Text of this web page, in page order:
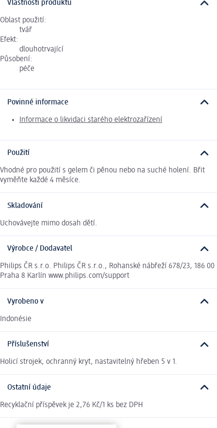
Vlastnosti produktu
Oblast použití:
tvář
Efekt:
dlouhotrvající
Působení:
péče
Povinné informace
Informace o likvidaci starého elektrozařízení
Použití
Vhodné pro použití s gelem či pěnou nebo na suché holení. Břit
vyměňte každé 4 měsíce.
Skladování
Uchovávejte mimo dosah dětí.
Výrobce / Dodavatel
Philips ČR s.r.o. Philips ČR s.r.o., Rohanské nábřeží 678/23, 186 00
Praha 8 Karlín www.philips.com/support
Vyrobeno v
Indonésie
Příslušenství
Holicí strojek, ochranný kryt, nastavitelný hřeben 5 v 1.
Ostatní údaje
Recyklační příspěvek je 2,76 Kč/1 ks bez DPH